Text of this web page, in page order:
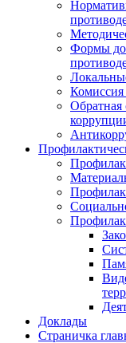
Формы
Обратная
Доклады
Страничка